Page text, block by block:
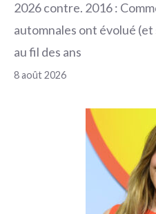
2026 contre. 2016 :
automnales ont évolué
au fil des ans
8 août 2026